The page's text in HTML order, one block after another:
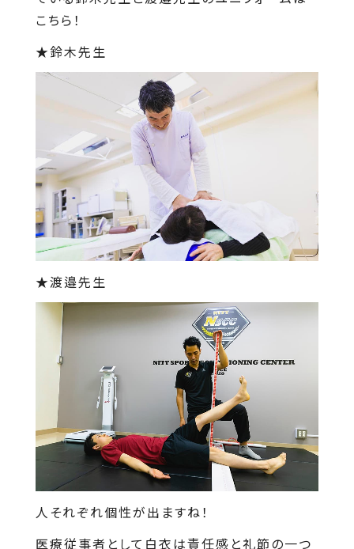
こちら！
★鈴木先生
★渡邉先生
人それぞれ個性が出ますね！
医療従事者として白衣は責任感と礼節の一つ